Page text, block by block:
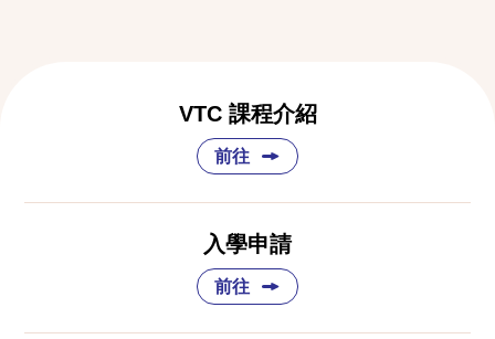
VTC 課程介紹
前往
入學申請
前往